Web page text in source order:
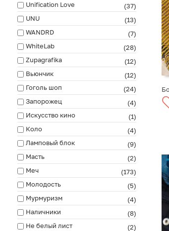
Unification Love
(37)
UNU
(13)
WANDRD
(7)
WhiteLab
(28)
Zupagrafika
(12)
Вьюнчик
(12)
Гоголь шоп
(24)
Запорожец
(4)
Искусство кино
(1)
Коло
(4)
Ламповый блок
(9)
Масть
(2)
Меч
(173)
Молодость
(5)
Мурмуризм
(4)
Наличники
(8)
Не белый лист
(2)